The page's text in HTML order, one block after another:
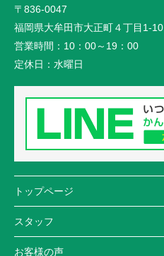
〒836-0047
福岡県大牟田市大正町４丁目1-10
営業時間： 10：00～19：00
定休日： 水曜日
トップページ
スタッフ
お客様の声